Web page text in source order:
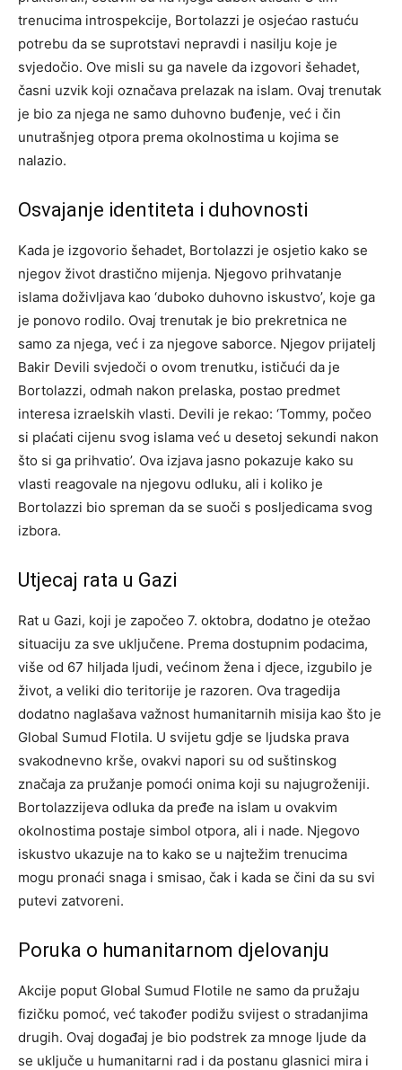
trenucima introspekcije, Bortolazzi je osjećao rastuću
potrebu da se suprotstavi nepravdi i nasilju koje je
svjedočio. Ove misli su ga navele da izgovori šehadet,
časni uzvik koji označava prelazak na islam. Ovaj trenutak
je bio za njega ne samo duhovno buđenje, već i čin
unutrašnjeg otpora prema okolnostima u kojima se
nalazio.
Osvajanje identiteta i duhovnosti
Kada je izgovorio šehadet, Bortolazzi je osjetio kako se
njegov život drastično mijenja. Njegovo prihvatanje
islama doživljava kao ‘duboko duhovno iskustvo’, koje ga
je ponovo rodilo. Ovaj trenutak je bio prekretnica ne
samo za njega, već i za njegove saborce. Njegov prijatelj
Bakir Devili svjedoči o ovom trenutku, ističući da je
Bortolazzi, odmah nakon prelaska, postao predmet
interesa izraelskih vlasti. Devili je rekao: ‘Tommy, počeo
si plaćati cijenu svog islama već u desetoj sekundi nakon
što si ga prihvatio’. Ova izjava jasno pokazuje kako su
vlasti reagovale na njegovu odluku, ali i koliko je
Bortolazzi bio spreman da se suoči s posljedicama svog
izbora.
Utjecaj rata u Gazi
Rat u Gazi, koji je započeo 7. oktobra, dodatno je otežao
situaciju za sve uključene. Prema dostupnim podacima,
više od 67 hiljada ljudi, većinom žena i djece, izgubilo je
život, a veliki dio teritorije je razoren. Ova tragedija
dodatno naglašava važnost humanitarnih misija kao što je
Global Sumud Flotila. U svijetu gdje se ljudska prava
svakodnevno krše, ovakvi napori su od suštinskog
značaja za pružanje pomoći onima koji su najugroženiji.
Bortolazzijeva odluka da pređe na islam u ovakvim
okolnostima postaje simbol otpora, ali i nade. Njegovo
iskustvo ukazuje na to kako se u najtežim trenucima
mogu pronaći snaga i smisao, čak i kada se čini da su svi
putevi zatvoreni.
Poruka o humanitarnom djelovanju
Akcije poput Global Sumud Flotile ne samo da pružaju
fizičku pomoć, već također podižu svijest o stradanjima
drugih. Ovaj događaj je bio podstrek za mnoge ljude da
se uključe u humanitarni rad i da postanu glasnici mira i